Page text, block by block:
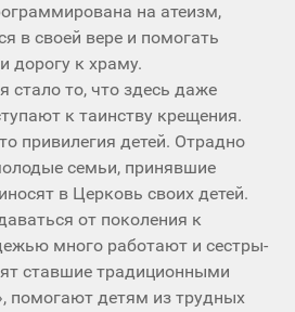
на атеизм,
в своей вере и помогать
дорогу к храму.
стало то, что здесь даже
к таинству крещения.
привилегия детей. Отрадно
семьи, принявшие
в Церковь своих детей.
от поколения к
много работают и сестры-
ставшие традиционными
помогают детям из трудных